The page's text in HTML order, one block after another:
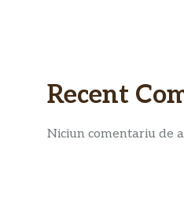
Recent
Niciun comentariu de